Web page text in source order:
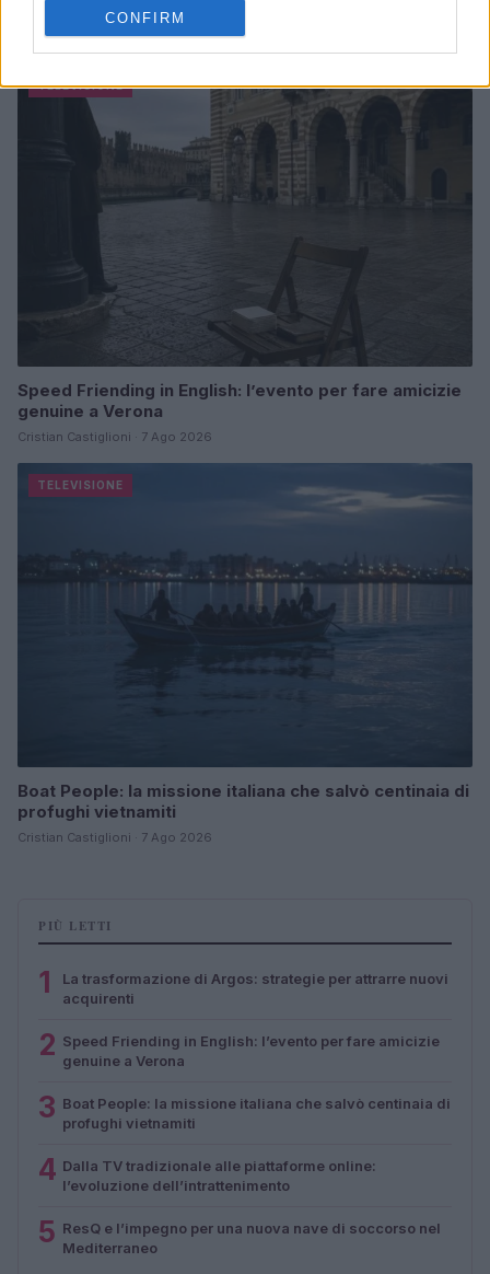
CONFIRM
nuovi acquirenti
Camilla Fiore · 7 Ago 2026
TELEVISIONE
Speed Friending in English: l’evento per fare amicizie
genuine a Verona
Cristian Castiglioni · 7 Ago 2026
TELEVISIONE
Boat People: la missione italiana che salvò centinaia di
profughi vietnamiti
Cristian Castiglioni · 7 Ago 2026
PIÙ LETTI
1
La trasformazione di Argos: strategie per attrarre nuovi
acquirenti
2 Speed Friending in English: l’evento per fare amicizie
genuine a Verona
3 Boat People: la missione italiana che salvò centinaia di
profughi vietnamiti
4 Dalla TV tradizionale alle piattaforme online:
l’evoluzione dell’intrattenimento
5 ResQ e l’impegno per una nuova nave di soccorso nel
Mediterraneo